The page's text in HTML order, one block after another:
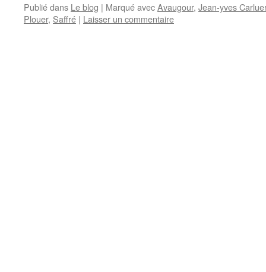
Publié dans Le blog | Marqué avecAvaugour, Jean-yves Carluer
Plouer, Saffré | Laisser un commentaire